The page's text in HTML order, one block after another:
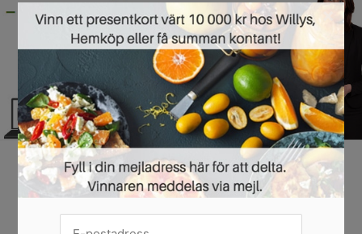
Jämför de bästa lånen helt gratis hos Lendo
22/10/2017 ·GRATIS TJÄNSTER
Att låna pengar är inte alltid det lättaste. Först och främst börjar